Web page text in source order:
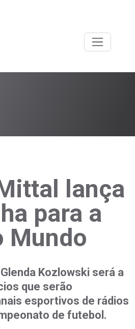
lança
para a
Mundo
Kozlowski será a
que serão
esportivos de rádios
de futebol.